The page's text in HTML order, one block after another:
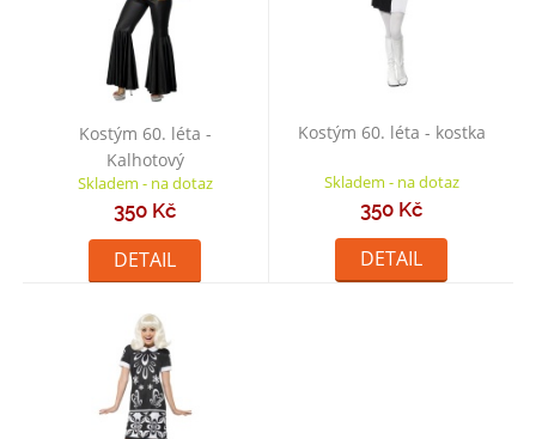
Kostým 60. léta -
Kalhotový
Skladem - na dotaz
350 Kč
DETAIL
Kostým 60. léta - kostka
Skladem - na dotaz
350 Kč
DETAIL